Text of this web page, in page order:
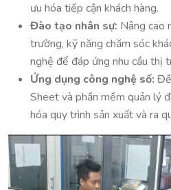
ưu hóa tiếp cận khách hàng.
Đào tạo nhân sự: Nâng cao
trường, kỹ năng chăm sóc
nghệ để đáp ứng nhu cầu thị
Ứng dụng công nghệ số:
Sheet và phần mềm quản lý
hóa quy trình sản xuất và ra